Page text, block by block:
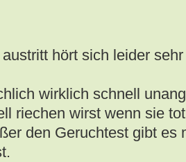
hört sich leider
wirklich schnell
riechen wirst wenn sie
den Geruchtest gibt es